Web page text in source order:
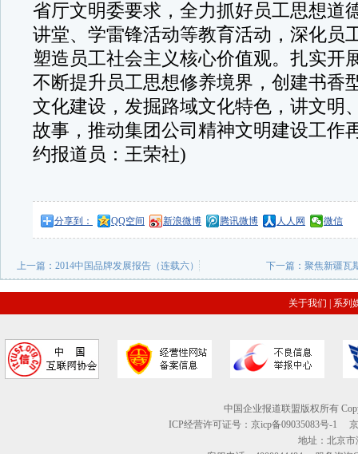
省厅文明委要求，全力抓好员工思想道
讲堂、学雷锋活动等教育活动，深化员
塑造员工社会主义核心价值观。扎实开
不断提升员工思想修养境界，创建书香
文化建设，发掘路域文化特色，讲文明
故事，推动集团公司精神文明建设工作
约报道员：王荣社)
分享到： QQ空间 新浪微博 腾讯微博 人人网 微信
上一篇： 2014中国品牌发展报告（连载六） 下一篇：聚焦新疆瓦
关于我们 系列
中国企业报道联盟版权所有
ICP经营许可证号：京icp备09035083号-1
地址：北京市